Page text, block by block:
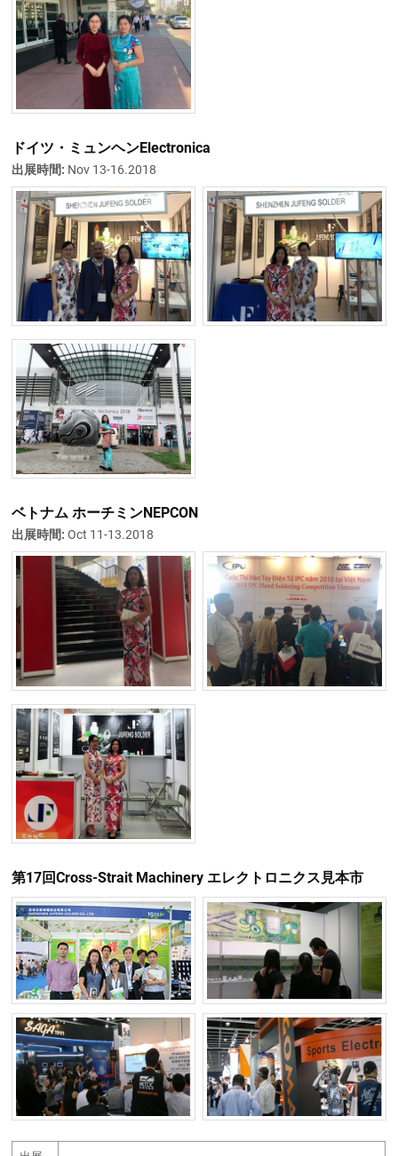
ドイツ・ミュンヘンElectronica
出展時間: Nov 13-16.2018
ベトナム ホーチミンNEPCON
出展時間:Oct 11-13.2018
第17回Cross-Strait Machinery エレクトロニクス見本市